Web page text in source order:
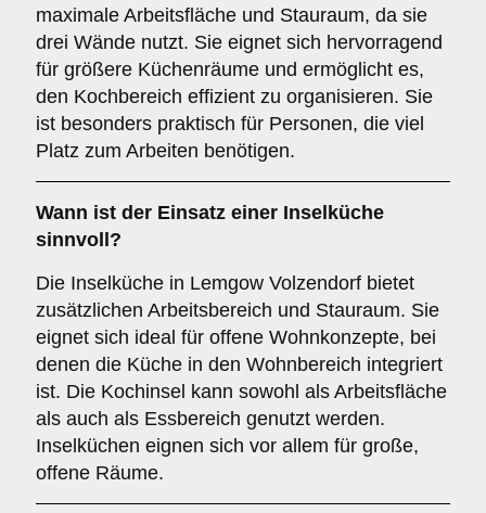
maximale Arbeitsfläche und Stauraum, da sie
drei Wände nutzt. Sie eignet sich hervorragend
für größere Küchenräume und ermöglicht es,
den Kochbereich effizient zu organisieren. Sie
ist besonders praktisch für Personen, die viel
Platz zum Arbeiten benötigen.
Wann ist der Einsatz einer Inselküche
sinnvoll?
Die Inselküche in Lemgow Volzendorf bietet
zusätzlichen Arbeitsbereich und Stauraum. Sie
eignet sich ideal für offene Wohnkonzepte, bei
denen die Küche in den Wohnbereich integriert
ist. Die Kochinsel kann sowohl als Arbeitsfläche
als auch als Essbereich genutzt werden.
Inselküchen eignen sich vor allem für große,
offene Räume.